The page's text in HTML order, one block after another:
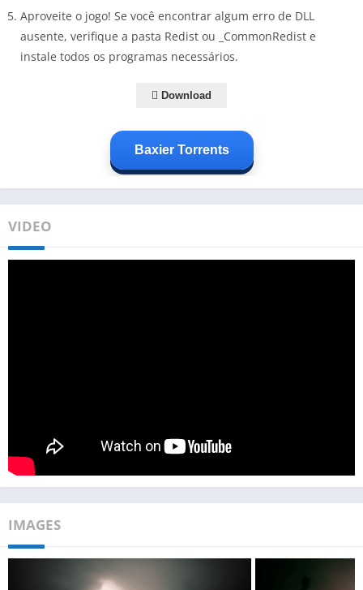
Aproveite o jogo! Se você encontrar algum erro de DLL
ausente, verifique a pasta Redist ou _CommonRedist e
instale todos os programas necessários.
Download
Baxier Torrents
VIDEO
IMAGES